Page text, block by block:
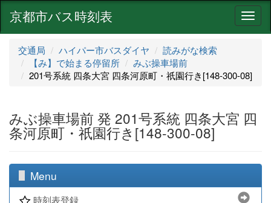
ナ
ビ
ョ
京都市バス時刻表
交通局 ハイパー市バスダイヤ
読みがな検索
【み】で始まる停留所
みぶ操車場前
201号系統 四条大宮 四条河原町・祇園行き[148-300-08]
みぶ操車場前 発 201号系統 四条大宮 四
条河原町・祇園行き[148-300-08]
Menu
時刻表登録